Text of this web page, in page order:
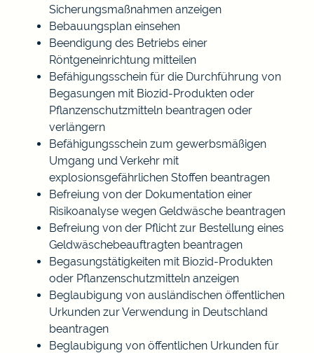
Sicherungsmaßnahmen anzeigen
Bebauungsplan einsehen
Beendigung des Betriebs einer
Röntgeneinrichtung mitteilen
Befähigungsschein für die Durchführung von
Begasungen mit Biozid-Produkten oder
Pflanzenschutzmitteln beantragen oder
verlängern
Befähigungsschein zum gewerbsmäßigen
Umgang und Verkehr mit
explosionsgefährlichen Stoffen beantragen
Befreiung von der Dokumentation einer
Risikoanalyse wegen Geldwäsche beantragen
Befreiung von der Pflicht zur Bestellung eines
Geldwäschebeauftragten beantragen
Begasungstätigkeiten mit Biozid-Produkten
oder Pflanzenschutzmitteln anzeigen
Beglaubigung von ausländischen öffentlichen
Urkunden zur Verwendung in Deutschland
beantragen
Beglaubigung von öffentlichen Urkunden für